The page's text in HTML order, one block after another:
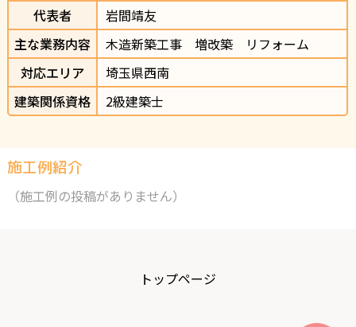
代表者
岩間靖友
主な業務内容
木造新築工事　増改築　リフォーム
対応エリア
埼玉県西南
建築関係資格
2級建築士
施工例紹介
（施工例の投稿がありません）
トップページ